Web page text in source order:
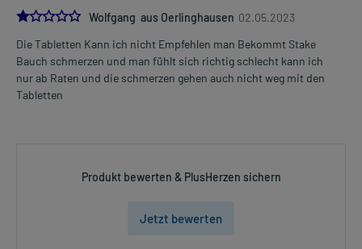
1.0
Wolfgang aus Oerlinghausen 02.05.2023
Die Tabletten Kann ich nicht Empfehlen man Bekommt Stake
Bauch schmerzen und man fühlt sich richtig schlecht kann ich
nur ab Raten und die schmerzen gehen auch nicht weg mit den
Tabletten
Produkt bewerten & PlusHerzen sichern
Jetzt bewerten